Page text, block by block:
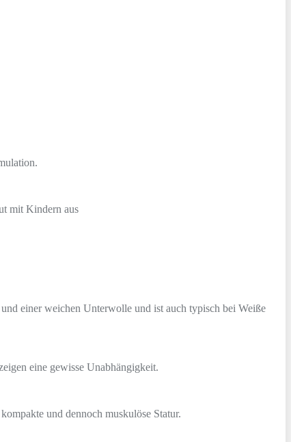
mit Kindern aus
einer weichen Unterwolle und ist auch typisch bei Weiße
eine gewisse Unabhängigkeit.
und dennoch muskulöse Statur.